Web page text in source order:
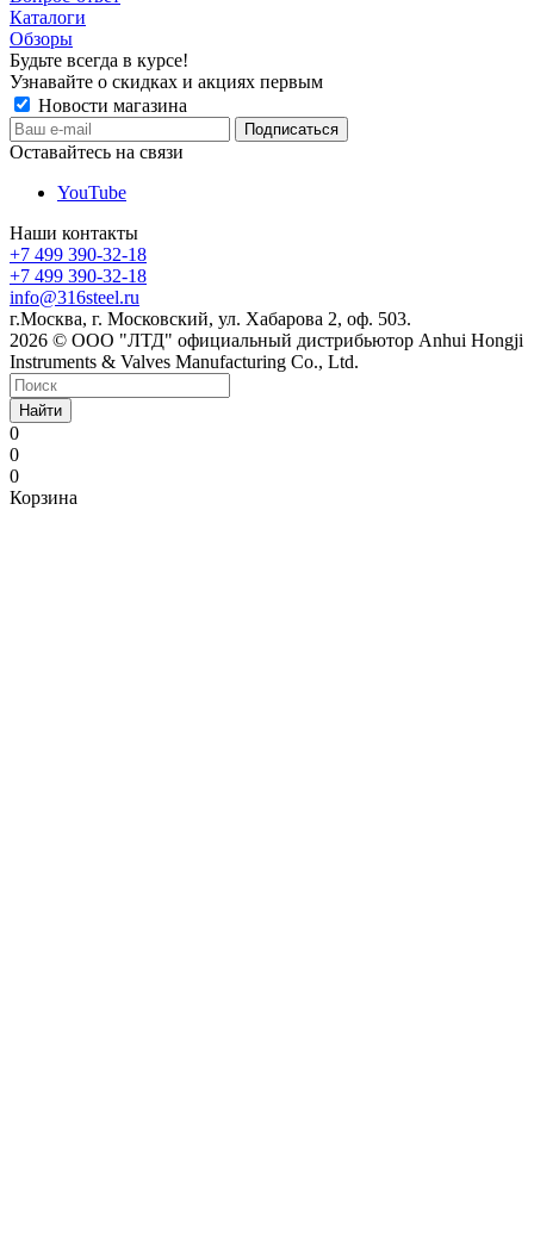
Каталоги
Обзоры
Будьте всегда в курсе!
Узнавайте о скидках и акциях первым
Новости магазина
Оставайтесь на связи
YouTube
Наши контакты
+7 499 390-32-18
+7 499 390-32-18
info@316steel.ru
г.Москва, г. Московский, ул. Хабарова 2, оф. 503.
2026 © ООО "ЛТД" официальный дистрибьютор Anhui Hongji
Instruments & Valves Manufacturing Co., Ltd.
Найти
0
0
0
Корзина